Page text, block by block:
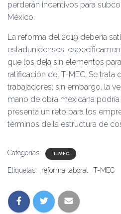
perderán incentivos para
México.
La reforma del 2019 debería
estadunidenses,
que los deja sin elementos
ratificación del T-MEC. Se trata
trabajadores; sin embargo, la
mano de obra mexicana
presenta un reto para los
términos de la estructura de
Categorías: T-MEC
Etiquetas: reforma laboral T-MEC